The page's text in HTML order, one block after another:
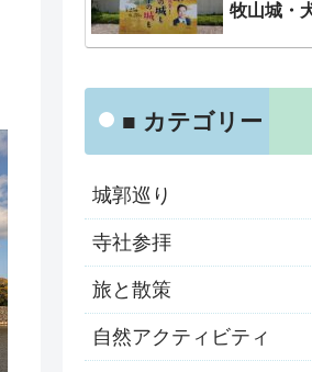
牧山城・
■ カテゴリー
城郭巡り
寺社参拝
旅と散策
自然アクティビティ